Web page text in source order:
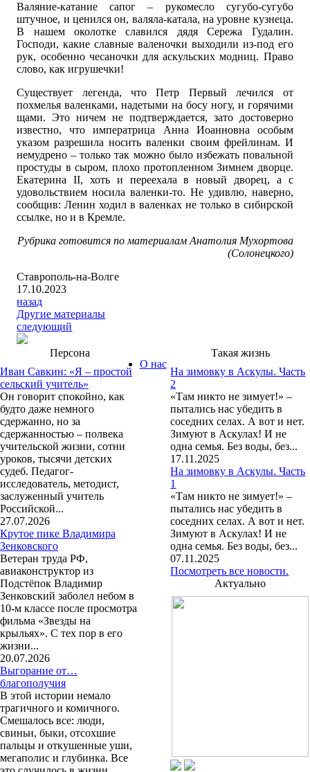
Валяние-катание сапог – рукомесло сугубо-сугубо
штучное, и ценился он, валяла-катала, на уровне кузнеца.
В нашем околотке славился дядя Сережа Гудалин.
Господи, какие славные валеночки выходили из-под его
рук, особенно чесаночки для аскульских модниц. Право
слово, как игрушечки!
Существует легенда, что Петр Первый лечился от
похмелья валенками, надетыми на босу ногу, и горячими
щами. Это ничем не подтверждается, зато достоверно
известно, что императрица Анна Иоанновна особым
указом разрешила носить валенки своим фрейлинам. И
немудрено – только так можно было избежать повальной
простуды в сыром, плохо протопленном Зимнем дворце.
Екатерина II, хоть и переехала в новый дворец, а с
удовольствием носила валенки-то. Не удивлю, наверно,
сообщив: Ленин ходил в валенках не только в сибирской
ссылке, но и в Кремле.
Рубрика готовится по материалам Анатолия Мухортова
(Солонецкого)
Ставрополь-на-Волге
17.10.2023
назад
Другие материалы
следующий
Персона
Иван Савкин: «Я – простой
сельский учитель»
Он говорит спокойно, как
будто даже немного
сдержанно, но за
сдержанностью – полвека
учительской жизни, сотни
уроков, тысячи детских
судеб. Педагог-
исследователь, методист,
заслуженный учитель
Российской...
27.07.2026
Крутое пике Владимира
Зенковского
Ветеран труда РФ,
авиаконструктор из
Подстёпок Владимир
Зенковский заболел небом в
10-м классе после просмотра
фильма «Звезды на
крыльях». С тех пор в его
жизни...
20.07.2026
Выгорание от…
благополучия
В этой истории немало
трагичного и комичного.
Смешалось все: люди,
свиньи, быки, отсохшие
пальцы и откушенные уши,
мегаполис и глубинка. Все
Такая жизнь
На зимовку в Аскулы. Часть
2
«Там никто не зимует!» –
пытались нас убедить в
соседних селах. А вот и нет.
Зимуют в Аскулах! И не
одна семья. Без воды, без...
17.11.2025
На зимовку в Аскулы. Часть
1
«Там никто не зимует!» –
пытались нас убедить в
соседних селах. А вот и нет.
Зимуют в Аскулах! И не
одна семья. Без воды, без...
07.11.2025
Посмотреть все новости.
Актуально
О нас